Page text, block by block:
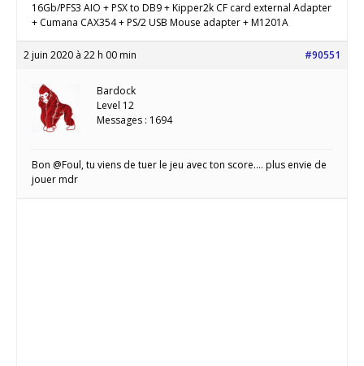
16Gb/PFS3 AIO + PSX to DB9 + Kipper2k CF card external Adapter
+ Cumana CAX354 + PS/2 USB Mouse adapter + M1201A
2 juin 2020 à 22 h 00 min #90551
Bardock
Level 12
Messages : 1694
Bon @Foul, tu viens de tuer le jeu avec ton score…. plus envie de
jouer mdr